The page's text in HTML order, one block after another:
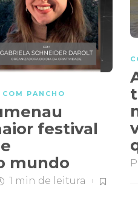
COM PANCHO
festival
mundo
1 min de leitura